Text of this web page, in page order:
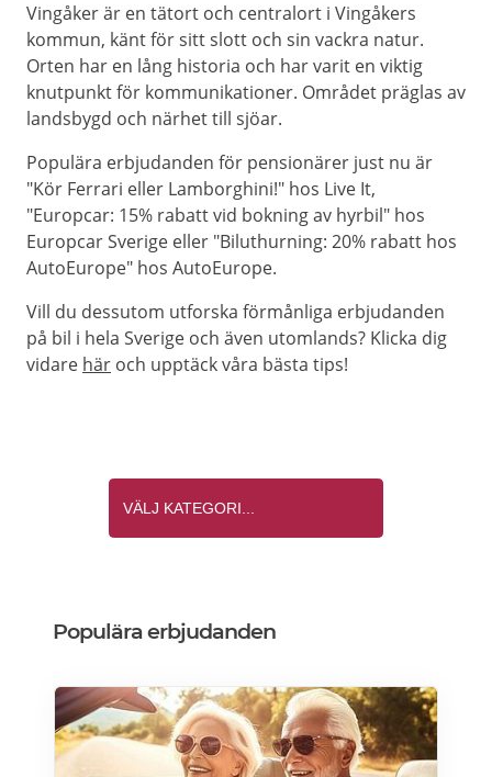
Vingåker är en tätort och centralort i Vingåkers
kommun, känt för sitt slott och sin vackra natur.
Orten har en lång historia och har varit en viktig
knutpunkt för kommunikationer. Området präglas av
landsbygd och närhet till sjöar.
Populära erbjudanden för pensionärer just nu är
"Kör Ferrari eller Lamborghini!" hos Live It,
"Europcar: 15% rabatt vid bokning av hyrbil" hos
Europcar Sverige eller "Biluthurning: 20% rabatt hos
AutoEurope" hos AutoEurope.
Vill du dessutom utforska förmånliga erbjudanden
på bil i hela Sverige och även utomlands? Klicka dig
vidare här och upptäck våra bästa tips!
Populära erbjudanden